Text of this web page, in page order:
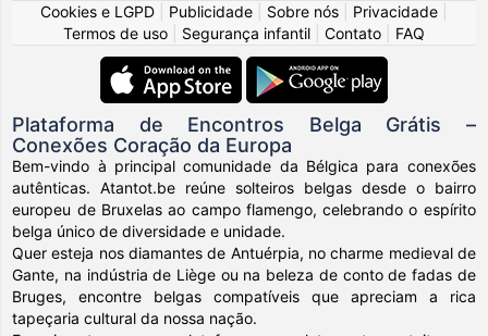
Cookies e LGPD
Publicidade Sobre nós Privacidade
Termos de uso
Segurança infantil Contato FAQ
Plataforma de Encontros Belga Grátis –
Conexões Coração da Europa
Bem-vindo à principal comunidade da Bélgica para conexões
autênticas. Atantot.be reúne solteiros belgas desde o bairro
europeu de Bruxelas ao campo flamengo, celebrando o espírito
belga único de diversidade e unidade.
Quer esteja nos diamantes de Antuérpia, no charme medieval de
Gante, na indústria de Liège ou na beleza de conto de fadas de
Bruges, encontre belgas compatíveis que apreciam a rica
tapeçaria cultural da nossa nação.